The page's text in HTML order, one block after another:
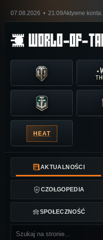
07.08.2026 • 21:09Aktywne konta:
HEAT
AKTUALNOŚCI
CZOŁGOPEDIA
SPOŁECZNOŚĆ